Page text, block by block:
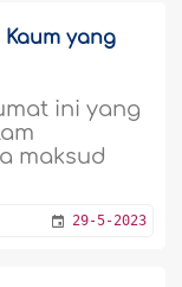
Kaum yang
ini yang
maksud
29-5-2023